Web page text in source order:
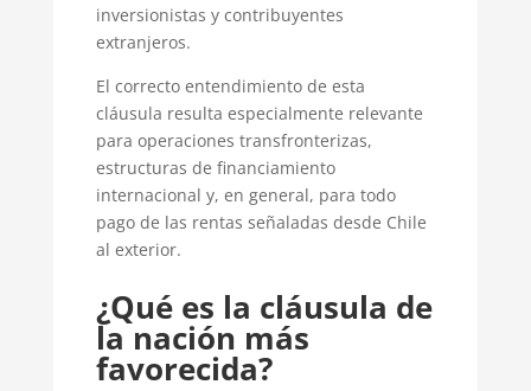
inversionistas y contribuyentes
extranjeros.
El correcto entendimiento de esta
cláusula resulta especialmente relevante
para operaciones transfronterizas,
estructuras de financiamiento
internacional y, en general, para todo
pago de las rentas señaladas desde Chile
al exterior.
¿Qué es la cláusula de
la nación más
favorecida?